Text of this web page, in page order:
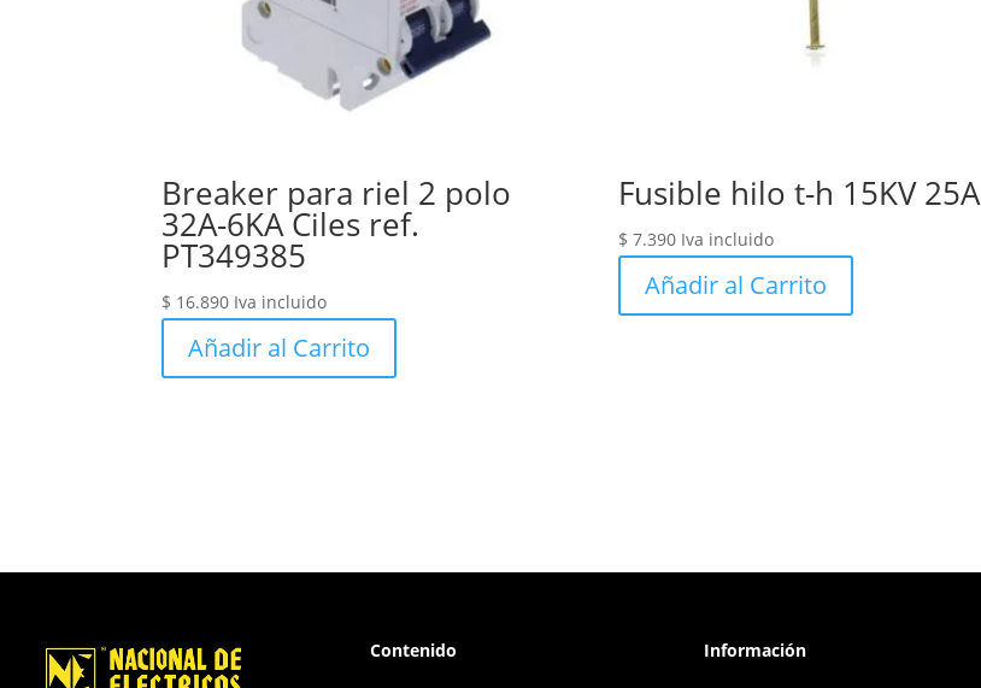
Breaker para riel 2 polo
32A-6KA Ciles ref.
PT349385
$ 16.890 Iva incluido
Añadir al Carrito
Fusible hilo t-h 15KV 25A
$ 7.390 Iva incluido
Añadir al Carrito
Contenido Información